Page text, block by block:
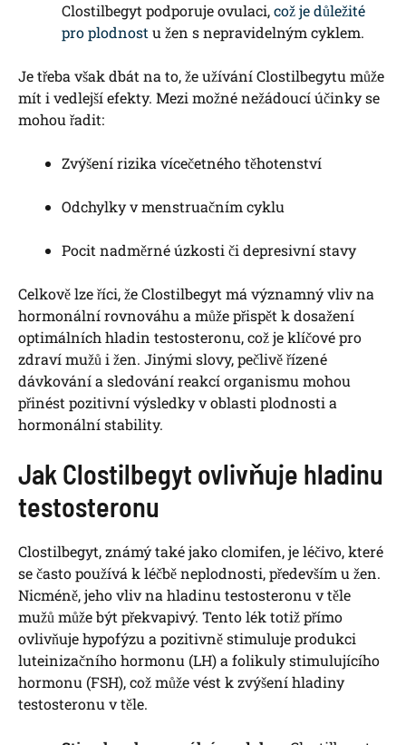
Clostilbegyt podporuje ovulaci,což je důležité
pro plodnostu žen s nepravidelným cyklem.
Je třeba však dbát na to, že užívání Clostilbegytu může
mít i vedlejší efekty. Mezi možné nežádoucí účinky se
mohou řadit:
Zvýšení rizika vícečetného těhotenství
Odchylky v menstruačním cyklu
Pocit nadměrné úzkosti či depresivní stavy
Celkově lze říci, že Clostilbegyt má významný vliv na
hormonální rovnováhu a může přispět k dosažení
optimálních hladin testosteronu, což je klíčové pro
zdraví mužů i žen. Jinými slovy, pečlivě řízené
dávkování a sledování reakcí organismu mohou
přinést pozitivní výsledky v oblasti plodnosti a
hormonální stability.
Jak Clostilbegyt ovlivňuje hladinu
testosteronu
Clostilbegyt, známý také jako clomifen, je léčivo, které
se často používá k léčbě neplodnosti, především u žen.
Nicméně, jeho vliv na hladinu testosteronu v těle
mužů může být překvapivý. Tento lék totiž přímo
ovlivňuje hypofýzu a pozitivně stimuluje produkci
luteinizačního hormonu (LH) a folikuly stimulujícího
hormonu (FSH), což může vést k zvýšení hladiny
testosteronu v těle.